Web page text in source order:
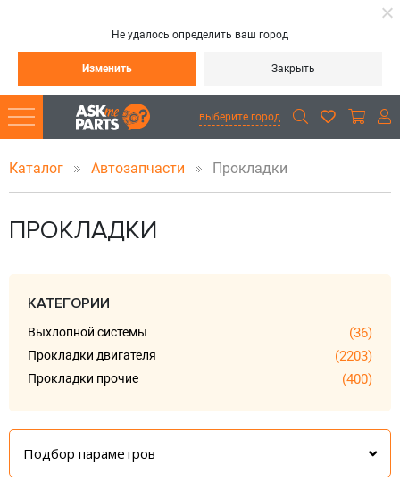
Не удалось определить ваш город
Изменить Закрыть
выберите город
Каталог Автозапчасти Прокладки
ПРОКЛАДКИ
КАТЕГОРИИ
Выхлопной системы (36)
Прокладки двигателя (2203)
Прокладки прочие (400)
Подбор параметров